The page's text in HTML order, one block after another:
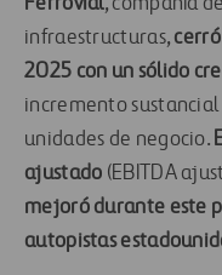
infraestructuras,
2025 con un sólido
incremento sustancial
unidades de negocio.
ajustado (EBITDA
mejoró durante este
autopistas